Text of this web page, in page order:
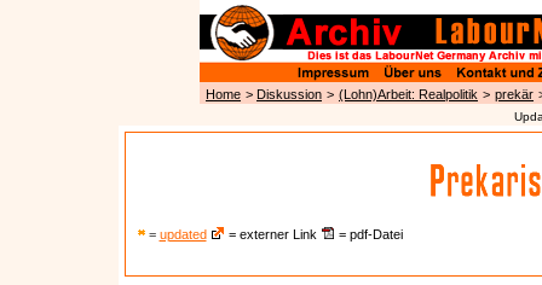
Home > Diskussion > (Lohn)Arbeit: Realpolitik > prekär
= updated = externer Link = pdf-Datei